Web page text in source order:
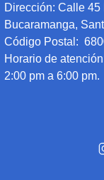
Dirección: Calle 45
Bucaramanga,
Código Postal:
Horario de
2:00 pm a 6:00 pm.